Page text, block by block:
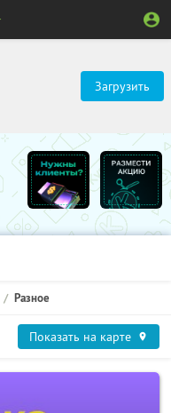
Загрузить
Разное
Показать на карте